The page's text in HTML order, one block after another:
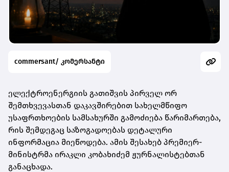
commersant/ კომერსანტი
ელექტროენერგიის გათიშვის პირველ ორ
შემთხვევასთან დაკავშირებით სახელმწიფო
უსაფრთხოების სამსახურში გამოძიება წარიმართება,
რის შემდეგაც საზოგადოებას დეტალური
ინფორმაცია მიეწოდება. ამის შესახებ პრემიერ-
მინისტრმა ირაკლი კობახიძემ ჟურნალისტებთან
განაცხადა.